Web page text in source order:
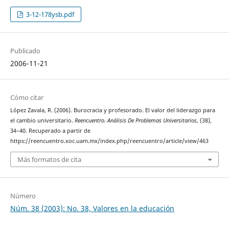
3-12-178ysb.pdf
Publicado
2006-11-21
Cómo citar
López Zavala, R. (2006). Burocracia y profesorado. El valor del liderazgo para
el cambio universitario. Reencuentro. Análisis De Problemas Universitarios, (38),
34–40. Recuperado a partir de
https://reencuentro.xoc.uam.mx/index.php/reencuentro/article/view/463
Más formatos de cita
Número
Núm. 38 (2003): No. 38, Valores en la educación